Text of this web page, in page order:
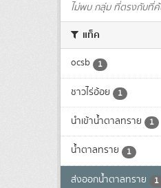
ไม่พบ กลุ่ม ที่ตรงกับที่
แท็ค
ocsb 1
ชาวไร่อ้อย 1
นำเข้าน้ำตาลทราย 1
น้ำตาลทราย 1
ส่งออกน้ำตาลทราย 1